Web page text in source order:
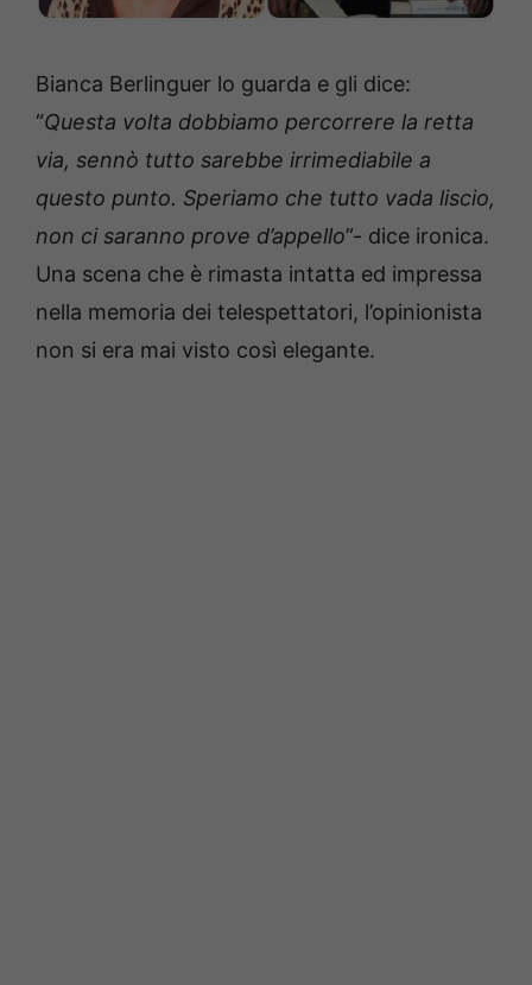
Bianca Berlinguer lo guarda e gli dice:
“Questa volta dobbiamo percorrere la retta
via, sennò tutto sarebbe irrimediabile a
questo punto. Speriamo che tutto vada liscio,
non ci saranno prove d’appello”- dice ironica.
Una scena che è rimasta intatta ed impressa
nella memoria dei telespettatori, l’opinionista
non si era mai visto così elegante.